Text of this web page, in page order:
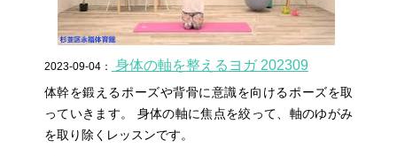
2023-09-04： 身体の軸を整えるヨガ 202309
体幹を鍛えるポーズや背骨に意識を向けるポーズを取
っていきます。 身体の軸に焦点を絞って、軸のゆがみ
を取り除くレッスンです。